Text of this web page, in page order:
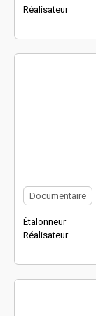
Réalisateur
Documentaire
Étalonneur
Réalisateur